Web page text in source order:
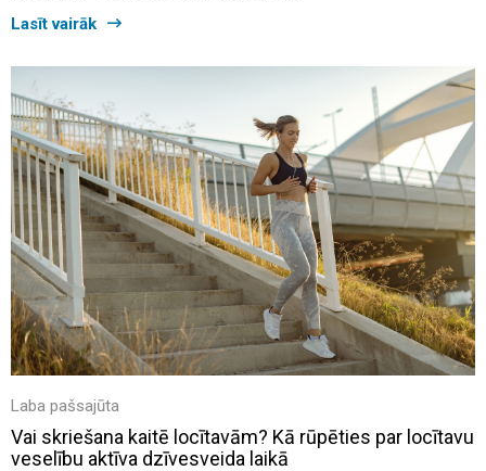
Lasīt vairāk
Laba pašsajūta
Vai skriešana kaitē locītavām? Kā rūpēties par locītavu
veselību aktīva dzīvesveida laikā